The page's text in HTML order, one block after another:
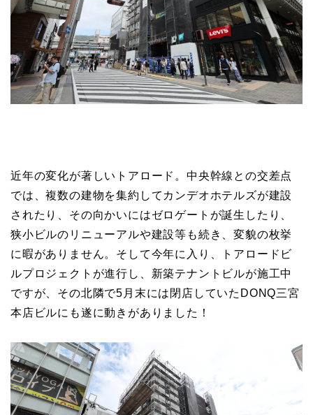
近年の変化が著しいトアロード。中央幹線との交差点
では、複数の建物を集約してカンデオホテルズが建設
されたり、その向かいにはゼロゲートが誕生したり、
狭小ビルのリニューアルや建設等も続き、変貌の枚挙
に暇がありません。そして今年に入り、トアロードビ
ルプロジェクトが進行し、新築テナントビルが施工中
ですが、その北隣で5月末には閉店していたDONQ三宮
本店ビルにも遂に動きがありました！